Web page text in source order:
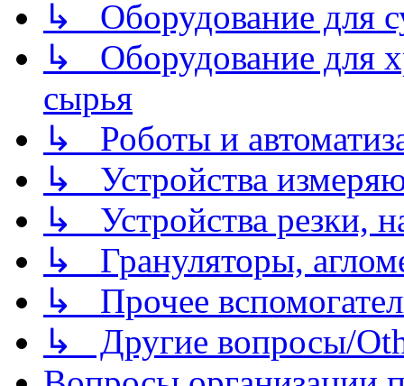
↳ Оборудование для
↳ Оборудование для
сырья
↳ Роботы и
↳ Устройства
↳ Устройства резки,
↳ Грануляторы,
↳ Прочее
↳ Другие вопросы/